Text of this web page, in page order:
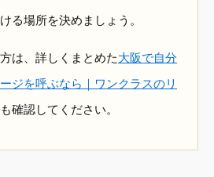
る場所を決めましょう。
は、詳しくまとめた大阪で自分
ジを呼ぶなら｜ワンクラスのリ
も確認してください。